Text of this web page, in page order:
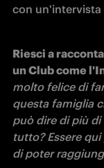
con un'intervista
Riesci a
un Club come
molto felice di
questa famiglia
può dire di più
tutto? Essere
di poter